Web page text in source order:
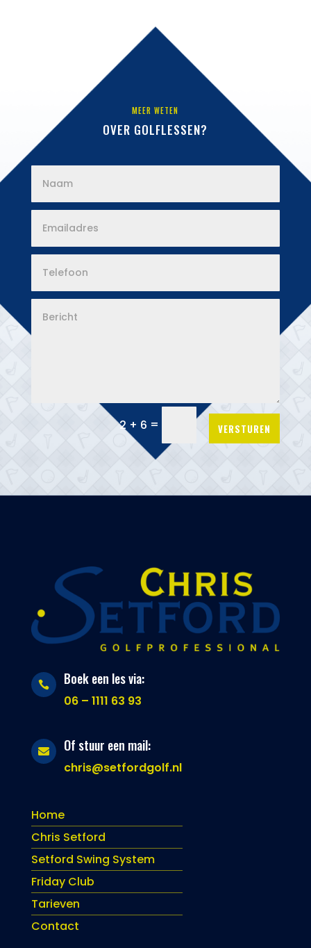
MEER WETEN
OVER GOLFLESSEN?
2 + 6 = VERSTUREN
 Boek een les via:
06 – 1111 63 93
 Of stuur een mail:
chris@setfordgolf.nl
Home
Chris Setford
Setford Swing System
Friday Club
Tarieven
Contact